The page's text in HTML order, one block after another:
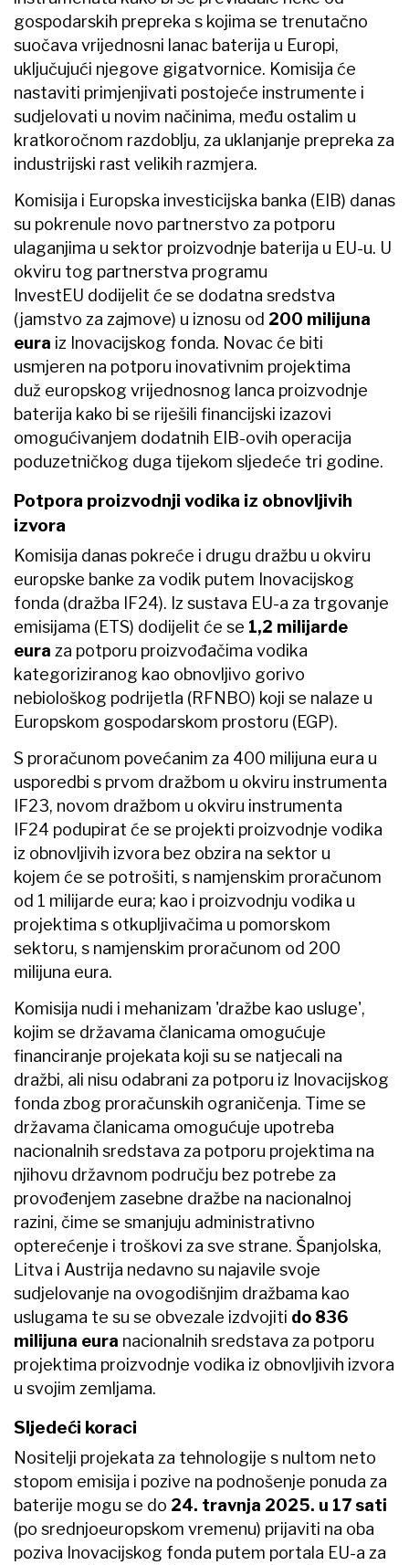
gospodarskih prepreka s kojima se trenutačno
suočava vrijednosni lanac baterija u Europi,
uključujući njegove gigatvornice. Komisija će
nastaviti primjenjivati postojeće instrumente i
sudjelovati u novim načinima, među ostalim u
kratkoročnom razdoblju, za uklanjanje prepreka za
industrijski rast velikih razmjera.
Komisija i Europska investicijska banka (EIB) danas
su pokrenule novo partnerstvo za potporu
ulaganjima u sektor proizvodnje baterija u EU-u. U
okviru tog partnerstva programu
InvestEU dodijelit će se dodatna sredstva
(jamstvo za zajmove) u iznosu od 200 milijuna
eura iz Inovacijskog fonda. Novac će biti
usmjeren na potporu inovativnim projektima
duž europskog vrijednosnog lanca proizvodnje
baterija kako bi se riješili financijski izazovi
omogućivanjem dodatnih EIB-ovih operacija
poduzetničkog duga tijekom sljedeće tri godine.
Potpora proizvodnji vodika iz obnovljivih
izvora
Komisija danas pokreće i drugu dražbu u okviru
europske banke za vodik putem Inovacijskog
fonda (dražba IF24). Iz sustava EU-a za trgovanje
emisijama (ETS) dodijelit će se 1,2 milijarde
eura za potporu proizvođačima vodika
kategoriziranog kao obnovljivo gorivo
nebiološkog podrijetla (RFNBO) koji se nalaze u
Europskom gospodarskom prostoru (EGP).
S proračunom povećanim za 400 milijuna eura u
usporedbi s prvom dražbom u okviru instrumenta
IF23, novom dražbom u okviru instrumenta
IF24 podupirat će se projekti proizvodnje vodika
iz obnovljivih izvora bez obzira na sektor u
kojem će se potrošiti, s namjenskim proračunom
od 1 milijarde eura; kao i proizvodnju vodika u
projektima s otkupljivačima u pomorskom
sektoru, s namjenskim proračunom od 200
milijuna eura.
Komisija nudi i mehanizam 'dražbe kao usluge',
kojim se državama članicama omogućuje
financiranje projekata koji su se natjecali na
dražbi, ali nisu odabrani za potporu iz Inovacijskog
fonda zbog proračunskih ograničenja. Time se
državama članicama omogućuje upotreba
nacionalnih sredstava za potporu projektima na
njihovu državnom području bez potrebe za
provođenjem zasebne dražbe na nacionalnoj
razini, čime se smanjuju administrativno
opterećenje i troškovi za sve strane. Španjolska,
Litva i Austrija nedavno su najavile svoje
sudjelovanje na ovogodišnjim dražbama kao
uslugama te su se obvezale izdvojiti do 836
milijuna eura nacionalnih sredstava za potporu
projektima proizvodnje vodika iz obnovljivih izvora
u svojim zemljama.
Sljedeći koraci
Nositelji projekata za tehnologije s nultom neto
stopom emisija i pozive na podnošenje ponuda za
baterije mogu se do 24. travnja 2025. u 17 sati
(po srednjoeuropskom vremenu) prijaviti na oba
poziva Inovacijskog fonda putem portala EU-a za